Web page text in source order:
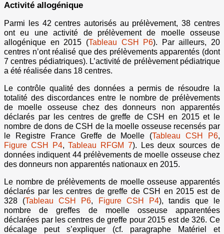
Activité allogénique
Parmi les 42 centres autorisés au prélèvement, 38 centres
ont eu une activité de prélèvement de moelle osseuse
allogénique en 2015 (Tableau CSH P6). Par ailleurs, 20
centres n’ont réalisé que des prélèvements apparentés (dont
7 centres pédiatriques). L’activité de prélèvement pédiatrique
a été réalisée dans 18 centres.
Le contrôle qualité des données a permis de résoudre la
totalité des discordances entre le nombre de prélèvements
de moelle osseuse chez des donneurs non apparentés
déclarés par les centres de greffe de CSH en 2015 et le
nombre de dons de CSH de la moelle osseuse recensés par
le Registre France Greffe de Moelle (Tableau CSH P6,
Figure CSH P4,Tableau RFGM 7). Les deux sources de
données indiquent 44 prélèvements de moelle osseuse chez
des donneurs non apparentés nationaux en 2015.
Le nombre de prélèvements de moelle osseuse apparentés
déclarés par les centres de greffe de CSH en 2015 est de
328 (Tableau CSH P6, Figure CSH P4), tandis que le
nombre de greffes de moelle osseuse apparentées
déclarées par les centres de greffe pour 2015 est de 326. Ce
décalage peut s’expliquer (cf. paragraphe Matériel et